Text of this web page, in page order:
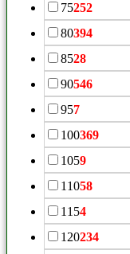
75252
80394
8528
90546
957
100369
1059
11058
1154
120234